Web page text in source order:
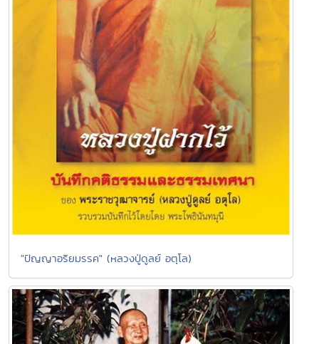
"ปัญญาอริยมรรค" (หลวงปู่ดูลย์ อตุโล)